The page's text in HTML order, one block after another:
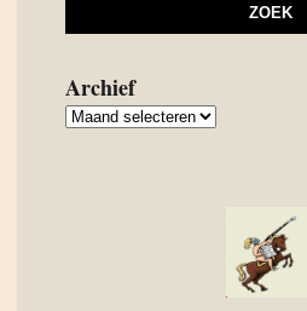
Archief
Archief